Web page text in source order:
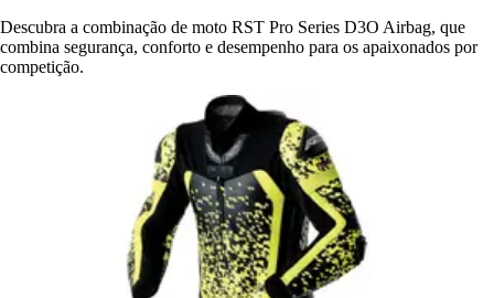
Descubra a combinação de moto RST Pro Series D3O Airbag, que
combina segurança, conforto e desempenho para os apaixonados por
competição.